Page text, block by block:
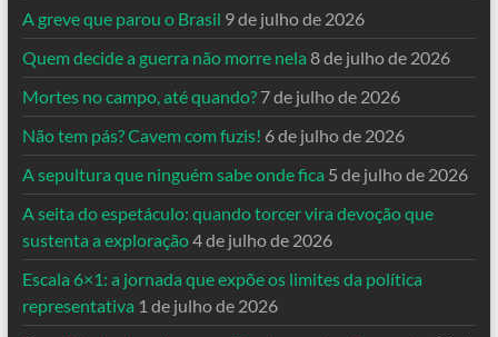
A greve que parou o Brasil 9 de julho de 2026
Quem decide a guerra não morre nela 8 de julho de 2026
Mortes no campo, até quando? 7 de julho de 2026
Não tem pás? Cavem com fuzis! 6 de julho de 2026
A sepultura que ninguém sabe onde fica 5 de julho de 2026
A seita do espetáculo: quando torcer vira devoção que
sustenta a exploração4 de julho de 2026
Escala 6×1: a jornada que expõe os limites da política
representativa 1 de julho de 2026